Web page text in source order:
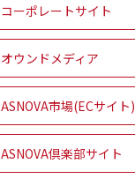
コーポレートサイト
オウンドメディア
ASNOVA市場(ECサイト)
ASNOVA倶楽部サイト